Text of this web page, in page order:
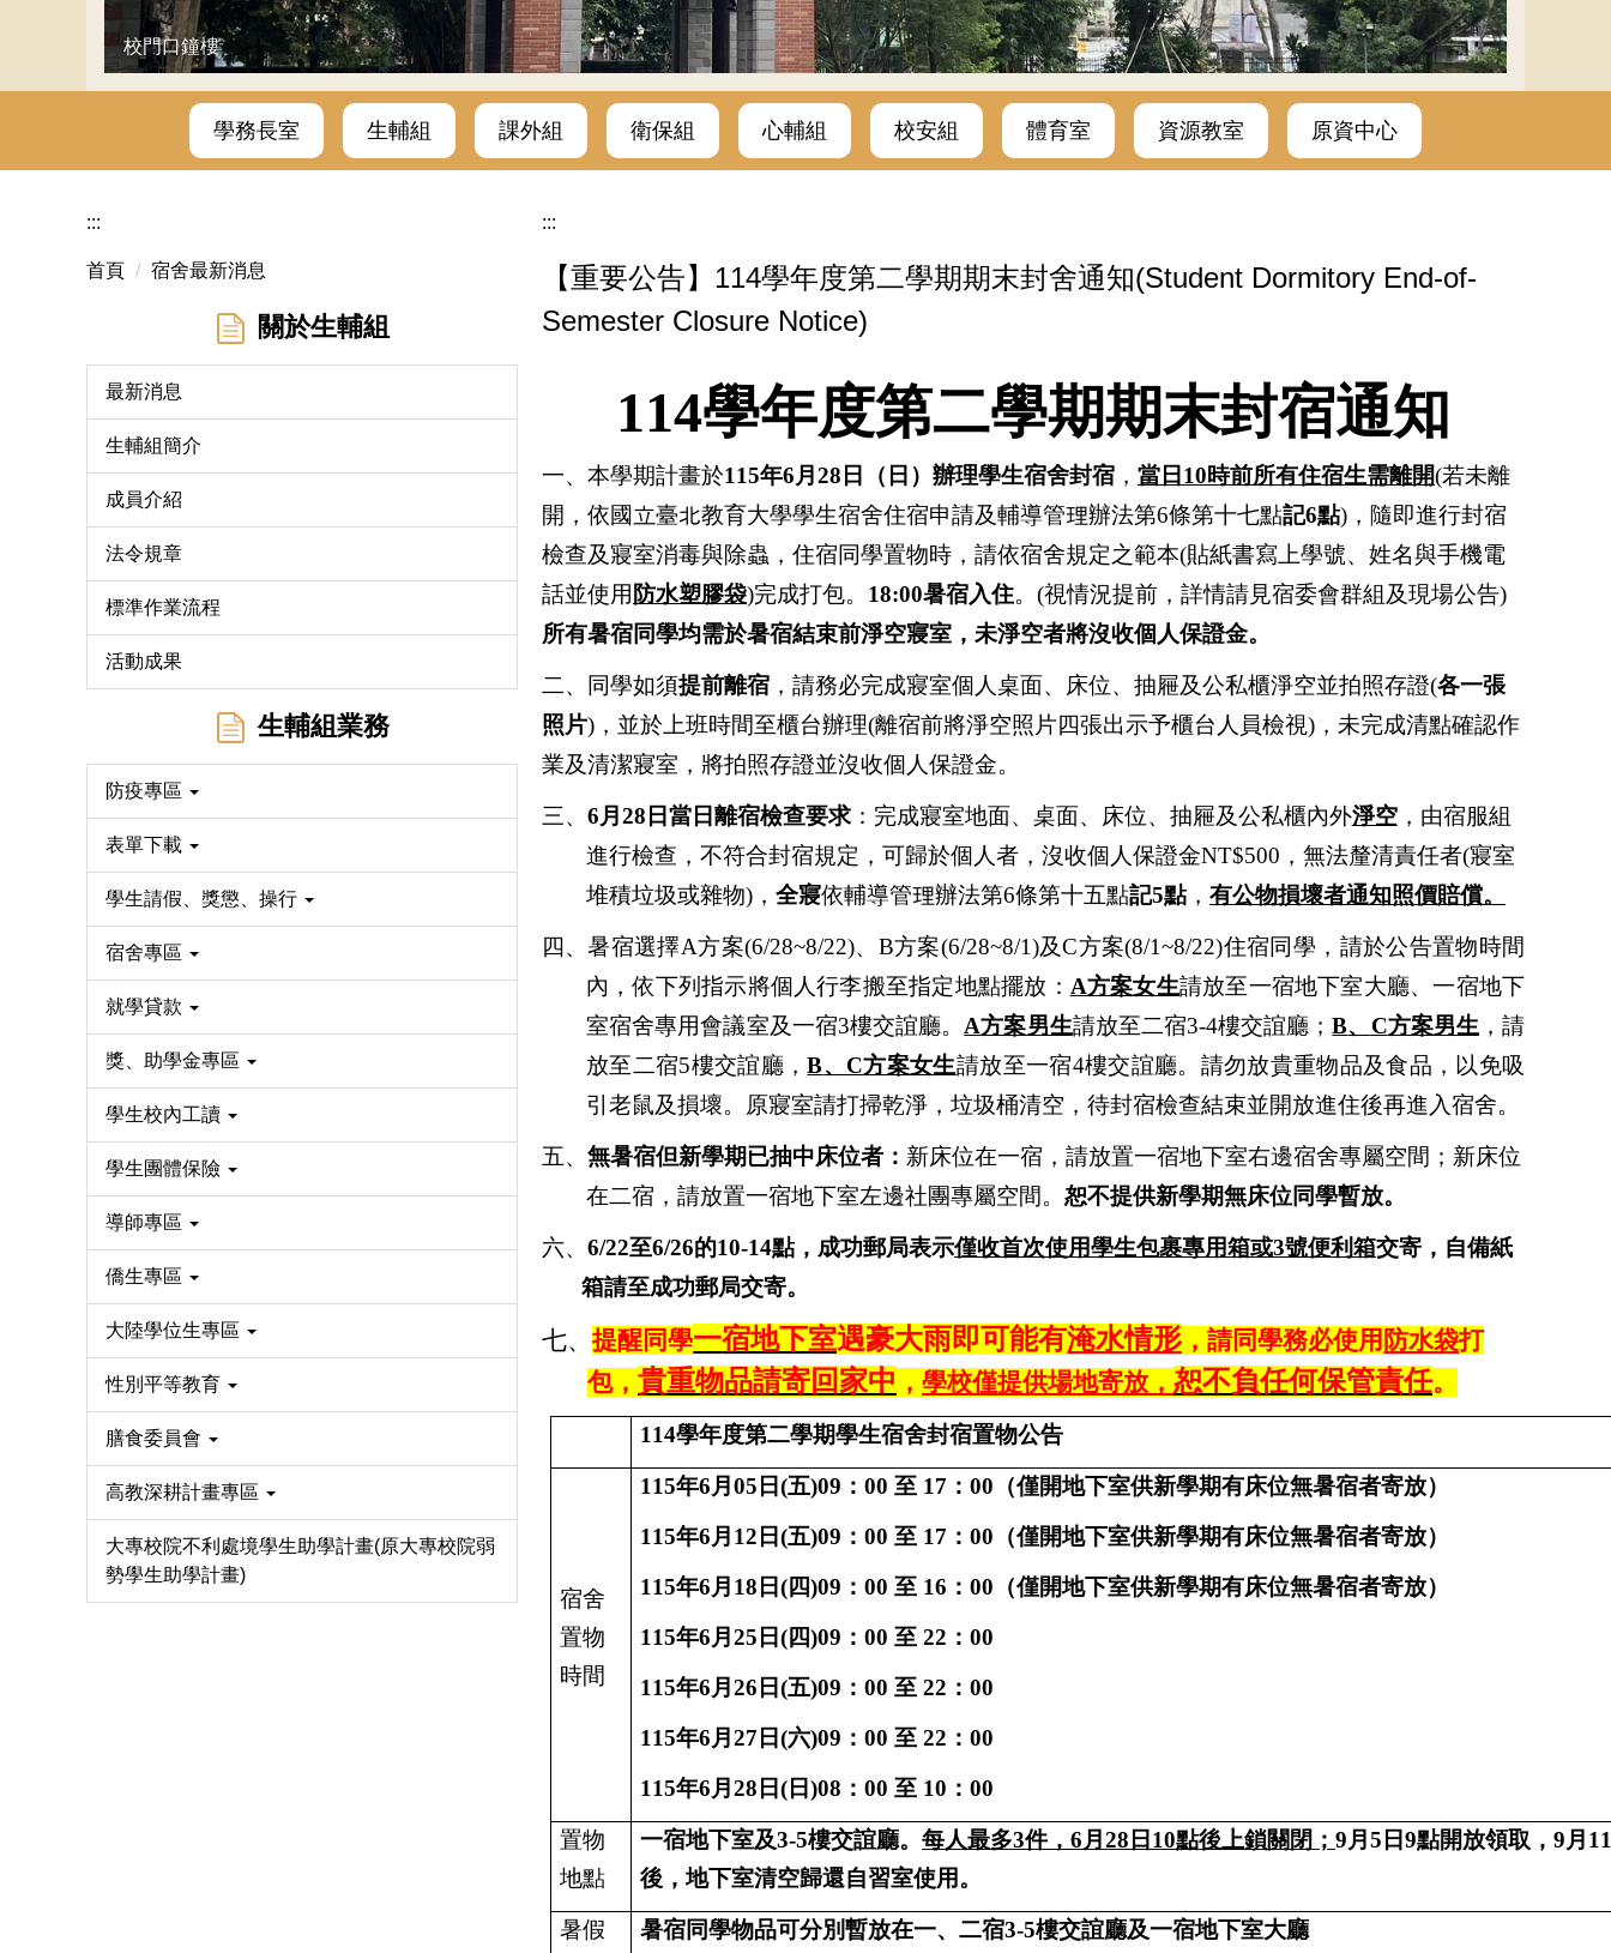
校門口鐘樓
學務長室 生輔組 課外組 衛保組 心輔組 校安組 體育室 資源教室 原資中心
:::
首頁 宿舍最新消息
關於生輔組
最新消息
生輔組簡介
成員介紹
法令規章
標準作業流程
活動成果
生輔組業務
防疫專區
表單下載
學生請假、獎懲、操行
宿舍專區
就學貸款
獎、助學金專區
學生校內工讀
學生團體保險
導師專區
僑生專區
大陸學位生專區
性別平等教育
膳食委員會
高教深耕計畫專區
大專校院不利處境學生助學計畫(原大專校院弱
勢學生助學計畫)
:::
【重要公告】114學年度第二學期期末封舍通知(Student Dormitory End-of-
Semester Closure Notice)
114學年度第二學期期末封宿通知
一、本學期計畫於115年6月 28 日（日）辦理學生宿舍封宿 ， 當日 10時前所有住宿生需離開(若未離
開，依國立臺北教育大學學生宿舍住宿申請及輔導管理辦法第6條第十七點記6點) ，隨即進行封宿
檢查及寢室消毒與除蟲，住宿同學置物時，請依宿舍規定之範本(貼紙書寫上學號、姓名與手機電
話並使用 防水塑膠袋)完成打包。 18:00暑宿入住。 (視情況提前，詳情請見宿委會群組及現場公告)
所有暑宿同學均需於暑宿結束前淨空寢室，未淨空者將沒收個人保證金。
二、同學如須提前離宿 ， 請務必完成寢室個人桌面、床位、抽屜及公私櫃淨空並拍照存證(各一張
照片) ，並於上班時間至櫃台辦理(離宿前將淨空照片四張出示予櫃台人員檢視) ，未完成清點確認作
業及清潔寢室，將拍照存證並沒收個人保證金。
三、 6月 28 日當日離宿檢查要求： 完成寢室地面、桌面、床位、抽屜及公私櫃內外淨空，由宿服組
進行檢查，不符合封宿規定，可歸於個人者，沒收個人保證金NT$500 ，無法釐清責任者(寢室
堆積垃圾或雜物) ， 全寢依輔導管理辦法第6條第十五點記5點 ， 有公物損壞者通知照價賠償。
四、暑宿選擇A方案(6/28~8/22)、 B方案(6/28~8/1)及C方案(8/1~8/22)住宿同學，請於公告置物時間
內，依下列指示將個人行李搬至指定地點擺放： A方案女生請放至一宿地下室大廳、一宿地下
室宿舍專用會議室及一宿3樓交誼廳。 A方案男生請放至二宿3-4樓交誼廳；B、 C方案男生 ，請
放至二宿5樓交誼廳，B、 C方案女生請放至一宿4樓交誼廳。請勿放貴重物品及食品，以免吸
引老鼠及損壞。原寢室請打掃乾淨，垃圾桶清空，待封宿檢查結束並開放進住後再進入宿舍。
五、 無暑宿但新學期已抽中床位者： 新床位在一宿，請放置一宿地下室右邊宿舍專屬空間；新床位
在二宿，請放置一宿地下室左邊社團專屬空間。 恕不提供新學期無床位同學暫放。
六、 6/22至6/26的10-14點， 成功郵局表示僅收首次使用學生包裹專用箱或3號便利箱交寄，自備紙
箱請至成功郵局交寄。
七、提醒同學一宿地下室遇豪大雨即可能有淹水情形 ，請同學務必使用 防水袋打
包， 貴重物品請寄回家中 ， 學校僅提供場地寄放， 恕不負任何保管責任。
114學年度第二學期學生宿舍封宿置物公告
宿舍
置物
時間
115年6月 05 日(五)09 ： 00 至 17 ： 00 （僅開地下室供新學期有床位無暑宿者寄放）
115年6月 12 日(五)09 ： 00 至 17 ： 00 （僅開地下室供新學期有床位無暑宿者寄放）
115年6月 18 日(四)09 ： 00 至 16 ： 00 （僅開地下室供新學期有床位無暑宿者寄放）
115年6月 25 日(四)09 ： 00 至 22 ： 00
115年6月 26 日(五)09 ： 00 至 22 ： 00
115年6月 27 日(六)09 ： 00 至 22 ： 00
115年6月 28 日( 日)08 ： 00 至 10 ： 00
置物
地點
一宿地下室及3-5樓交誼廳。 每人最多3件， 6月 28 日 10點後上鎖關閉； 9月 5 日9點開放領取， 9月 11
後，地下室清空歸還自習室使用。
暑假
暑宿同學物品可分別暫放在一、二宿3-5樓交誼廳及一宿地下室大廳